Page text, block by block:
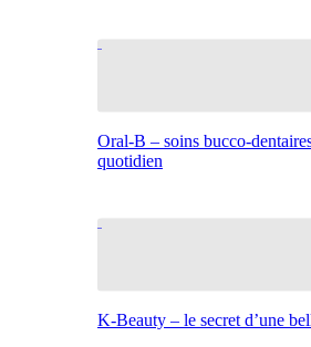
Oral-B – soins bucco-
quotidien
K-Beauty – le secret d’une